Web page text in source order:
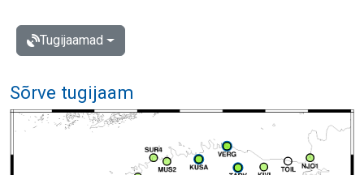
Tugijaamad
Sõrve tugijaam